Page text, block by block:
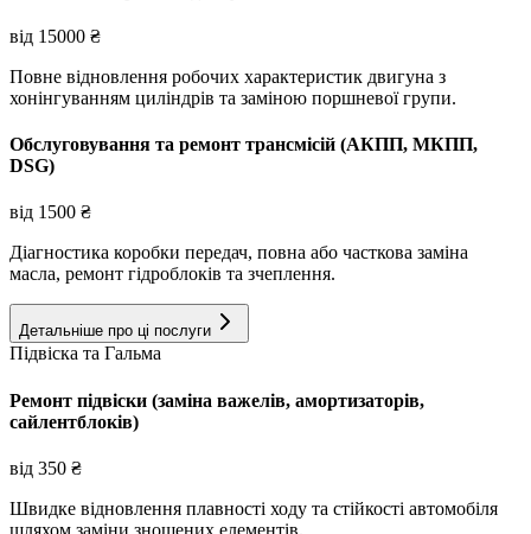
від 15000 ₴
Повне відновлення робочих характеристик двигуна з
хонінгуванням циліндрів та заміною поршневої групи.
Обслуговування та ремонт трансмісій (АКПП, МКПП,
DSG)
від 1500 ₴
Діагностика коробки передач, повна або часткова заміна
масла, ремонт гідроблоків та зчеплення.
Детальніше про ці послуги
Підвіска та Гальма
Ремонт підвіски (заміна важелів, амортизаторів,
сайлентблоків)
від 350 ₴
Швидке відновлення плавності ходу та стійкості автомобіля
шляхом заміни зношених елементів.